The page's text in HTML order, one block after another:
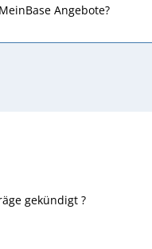
Angebote?
gekündigt ?